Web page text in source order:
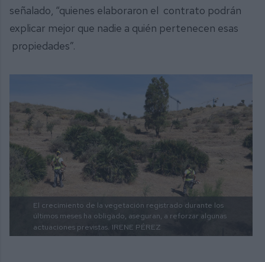
señalado, “quienes elaboraron el contrato podrán
explicar mejor que nadie a quién pertenecen esas
propiedades”.
El crecimiento de la vegetación registrado durante los
últimos meses ha obligado, aseguran, a reforzar algunas
actuaciones previstas. IRENE PÉREZ